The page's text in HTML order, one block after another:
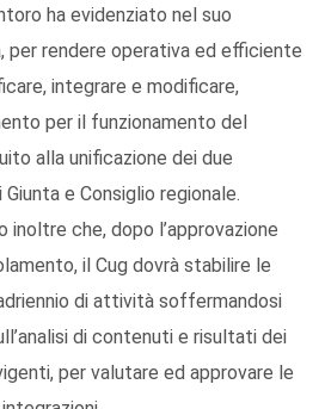
ha evidenziato nel suo
per rendere operativa ed efficiente
integrare e modificare,
per il funzionamento del
alla unificazione dei due
e Consiglio regionale.
che, dopo l’approvazione
il Cug dovrà stabilire le
di attività soffermandosi
di contenuti e risultati dei
per valutare ed approvare le